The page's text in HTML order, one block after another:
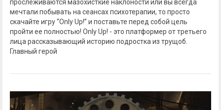
прослеживаются мазохисткие наклоности или вы всегда
мечтали побывать на сеансах психотерапии, то просто
скачайте игру “Only Up!” и поставьте перед собой цель
пройти ее полностью! Only Up! - это платформер от третьего
лица рассказывающий историю подростка из трущоб.
Главный герой